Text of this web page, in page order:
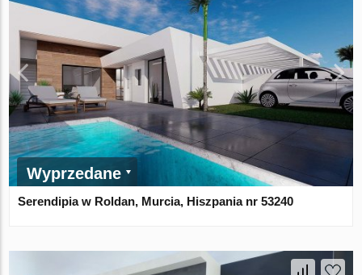
Wyprzedane
Serendipia w Roldan, Murcia, Hiszpania nr 53240